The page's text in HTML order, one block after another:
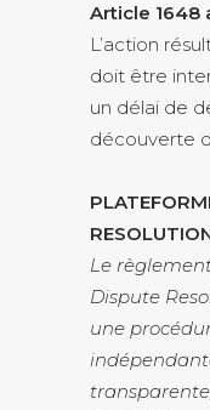
Article 1648
L’action
doit être
un délai de
découverte
Le
Dispute
une